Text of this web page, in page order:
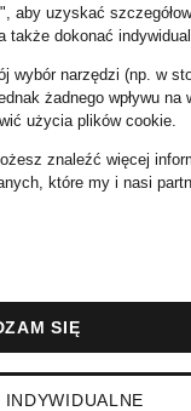
/ 1 l)
aby uzyskać
dokonać
wybór narzędzi (np. w
żadnego wpływu
użycia plików cookie.
znaleźć więcej
które my i nasi
INDYWIDUALNE
SIĘ